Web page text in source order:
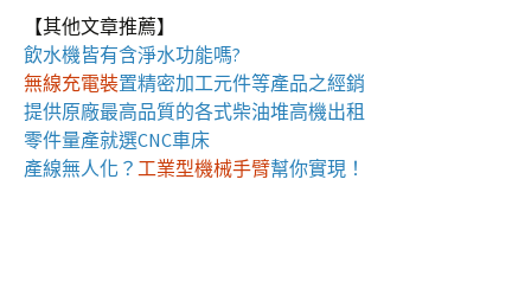
【其他文章推薦】
飲水機皆有含淨水功能嗎?
無線充電裝置精密加工元件等產品之經銷
提供原廠最高品質的各式柴油堆高機出租
零件量產就選CNC車床
產線無人化？ 工業型機械手臂幫你實現！